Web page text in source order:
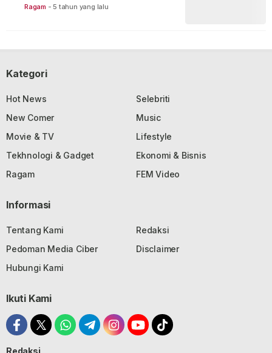
Ragam - 5 tahun yang lalu
Kategori
Hot News
Selebriti
New Comer
Music
Movie & TV
Lifestyle
Tekhnologi & Gadget
Ekonomi & Bisnis
Ragam
FEM Video
Informasi
Tentang Kami
Redaksi
Pedoman Media Ciber
Disclaimer
Hubungi Kami
Ikuti Kami
Redaksi